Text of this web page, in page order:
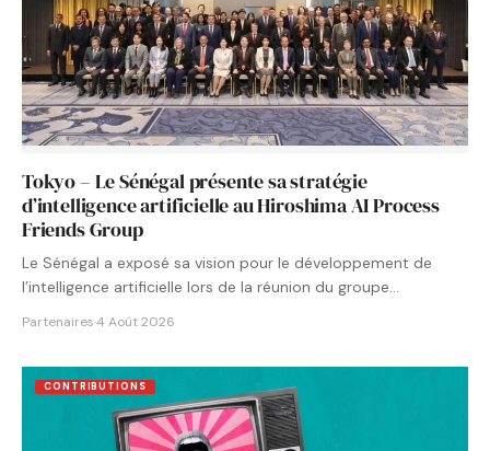
Tokyo – Le Sénégal présente sa stratégie
d’intelligence artificielle au Hiroshima AI Process
Friends Group
Le Sénégal a exposé sa vision pour le développement de
l’intelligence artificielle lors de la réunion du groupe…
Partenaires·4 Août 2026
CONTRIBUTIONS